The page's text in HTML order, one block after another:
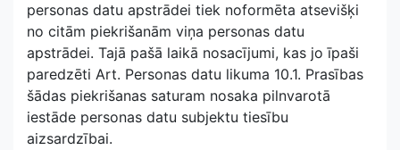
personas datu apstrādei tiek noformēta atsevišķi
no citām piekrišanām viņa personas datu
apstrādei. Tajā pašā laikā nosacījumi, kas jo īpaši
paredzēti Art. Personas datu likuma 10.1. Prasības
šādas piekrišanas saturam nosaka pilnvarotā
iestāde personas datu subjektu tiesību
aizsardzībai.